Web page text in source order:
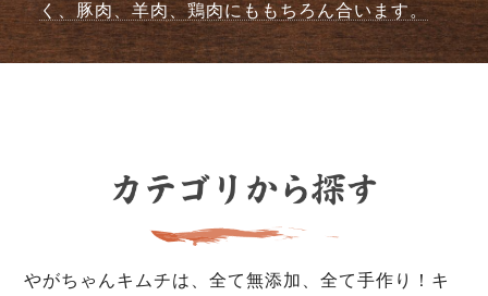
く、豚肉、羊肉、鶏肉にももちろん合います。
やがちゃんキムチは、全て無添加、全て手作り！キ